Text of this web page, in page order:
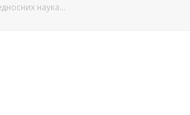
наука…